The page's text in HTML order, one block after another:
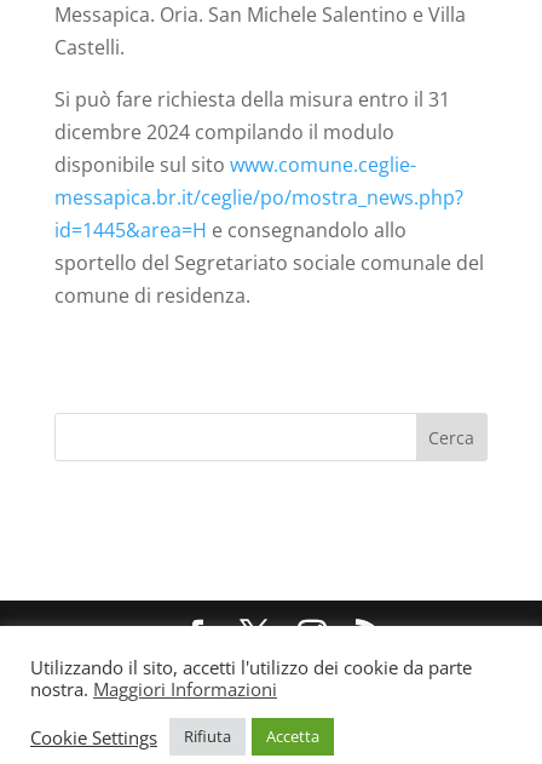
Messapica. Oria. San Michele Salentino e Villa
Castelli.
Si può fare richiesta della misura entro il 31
dicembre 2024 compilando il modulo
disponibile sul sito www.comune.ceglie-
messapica.br.it/ceglie/po/mostra_news.php?
id=1445&area=H e consegnandolo allo
sportello del Segretariato sociale comunale del
comune di residenza.
@ 2021 Forum Famiglie Puglia - P.IVA/C.F
Privacy e Cookie Policy
Utilizzando il sito, accetti l'utilizzo dei cookie da parte
nostra. Maggiori Informazioni
Cookie Settings
Rifiuta Accetta